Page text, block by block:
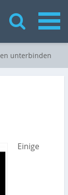
unterbinden
Einige